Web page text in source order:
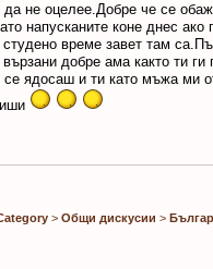
не оцелее.Добре че се
напусканите коне днес
време завет там
добре ама както ти
ядосаш и ти като мъжа ми
> Общи дискусии >